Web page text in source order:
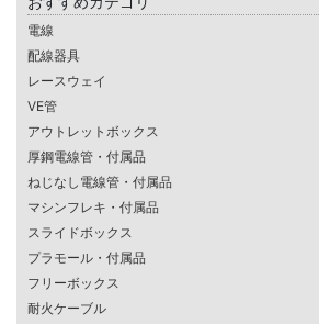
電線
配線器具
レースウェイ
VE管
アウトレットボックス
厚鋼電線管・付属品
ねじなし電線管・付属品
マシンフレキ・付属品
スライドボックス
プラモール・付属品
フリーボックス
耐火ケーブル